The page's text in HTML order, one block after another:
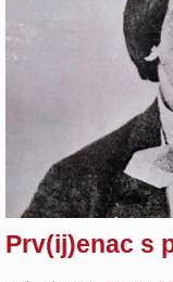
Prv(ij)enac s